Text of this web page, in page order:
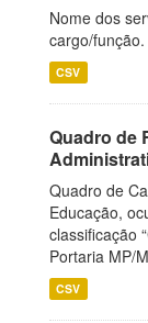
Nome dos
cargo/função.
CSV
Quadro de
Quadro de
Educação,
classificação
Portaria MP/
CSV